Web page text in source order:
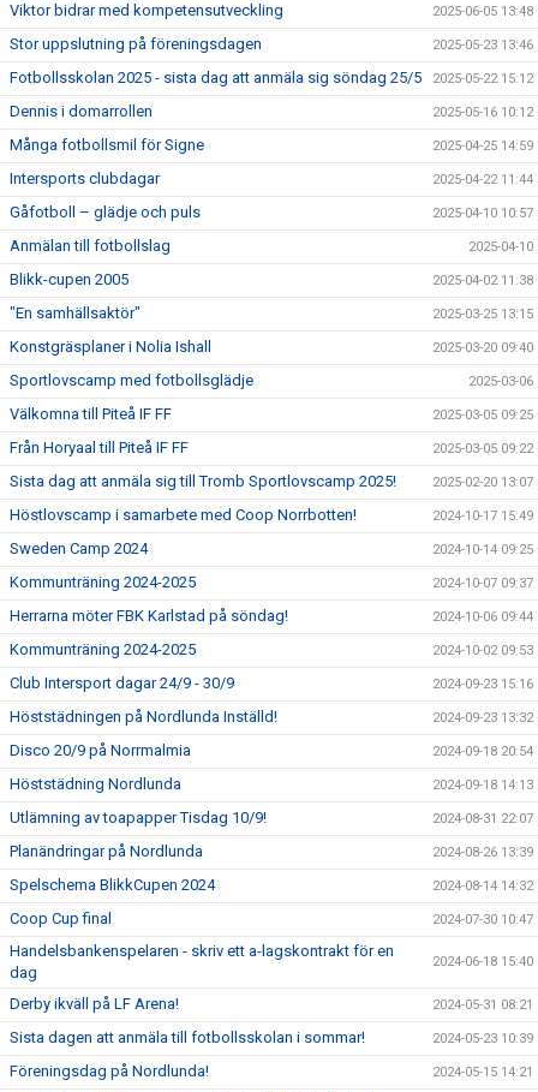
Viktor bidrar med kompetensutveckling 2025-06-05 13:48
Stor uppslutning på föreningsdagen 2025-05-23 13:46
Fotbollsskolan 2025 - sista dag att anmäla sig söndag 25/5 2025-05-22 15:12
Dennis i domarrollen 2025-05-16 10:12
Många fotbollsmil för Signe 2025-04-25 14:59
Intersports clubdagar 2025-04-22 11:44
Gåfotboll – glädje och puls 2025-04-10 10:57
Anmälan till fotbollslag 2025-04-10
Blikk-cupen 2005 2025-04-02 11:38
"En samhällsaktör" 2025-03-25 13:15
Konstgräsplaner i Nolia Ishall 2025-03-20 09:40
Sportlovscamp med fotbollsglädje 2025-03-06
Välkomna till Piteå IF FF 2025-03-05 09:25
Från Horyaal till Piteå IF FF 2025-03-05 09:22
Sista dag att anmäla sig till Tromb Sportlovscamp 2025! 2025-02-20 13:07
Höstlovscamp i samarbete med Coop Norrbotten! 2024-10-17 15:49
Sweden Camp 2024 2024-10-14 09:25
Kommunträning 2024-2025 2024-10-07 09:37
Herrarna möter FBK Karlstad på söndag! 2024-10-06 09:44
Kommunträning 2024-2025 2024-10-02 09:53
Club Intersport dagar 24/9 - 30/9 2024-09-23 15:16
Höststädningen på Nordlunda Inställd! 2024-09-23 13:32
Disco 20/9 på Norrmalmia 2024-09-18 20:54
Höststädning Nordlunda 2024-09-18 14:13
Utlämning av toapapper Tisdag 10/9! 2024-08-31 22:07
Planändringar på Nordlunda 2024-08-26 13:39
Spelschema BlikkCupen 2024 2024-08-14 14:32
Coop Cup final 2024-07-30 10:47
Handelsbankenspelaren - skriv ett a-lagskontrakt för en
dag
2024-06-18 15:40
Derby ikväll på LF Arena! 2024-05-31 08:21
Sista dagen att anmäla till fotbollsskolan i sommar! 2024-05-23 10:39
Föreningsdag på Nordlunda! 2024-05-15 14:21